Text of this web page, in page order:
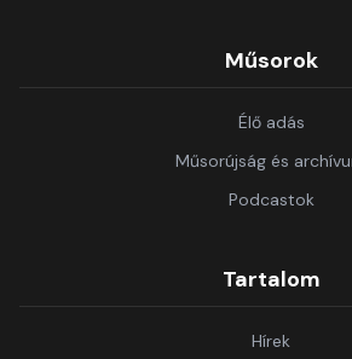
Műsorok
Élő adás
Műsorújság és
Podcastok
Tartalom
Hírek